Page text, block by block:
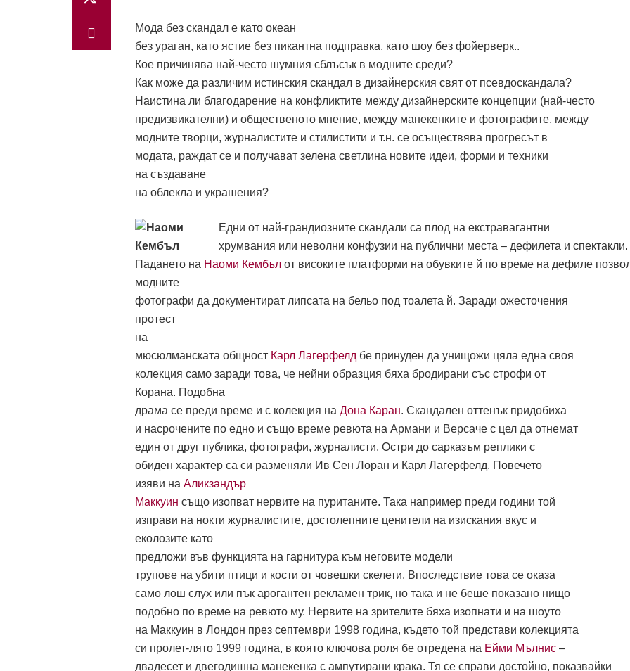
Мода без скандал е като океан
без ураган, като ястие без пикантна подправка, като шоу без фойерверк..
Кое причинява най-често шумния сблъсък в модните среди?
Как може да различим истинския скандал в дизайнерския свят от псевдоскандала?
Наистина ли благодарение на конфликтите между дизайнерските концепции (най-често
предизвикателни) и общественото мнение, между манекенките и фотографите, между
модните творци, журналистите и стилистити и т.н. се осъществява прогресът в
модата, раждат се и получават зелена светлина новите идеи, форми и техники
на създаване
на облекла и украшения?
Едни от най-грандиозните скандали са плод на екстравагантни
хрумвания или неволни конфузии на публични места – дефилета и спектакли.
Падането на Наоми Кембъл от високите платформи на обувките й по време на дефиле
модните
фотографи да документират липсата на бельо под тоалета й. Заради ожесточения
протест
на
мюсюлманската общност Карл Лагерфелд бе принуден да унищожи цяла една своя
колекция само заради това, че нейни образция бяха бродирани със строфи от
Корана. Подобна
драма се преди време и с колекция на Дона Каран. Скандален оттенък придобиха
и насрочените по едно и също време ревюта на Армани и Версаче с цел да отнемат
един от друг публика, фотографи, журналисти. Остри до сарказъм реплики с
обиден характер са си разменяли Ив Сен Лоран и Карл Лагерфелд. Повечето
изяви на Аликзандър
Маккуин също изопват нервите на пуританите. Така например преди години той
изправи на нокти журналистите, достолепните ценители на изискания вкус и
еколозите като
предложи във функцията на гарнитура към неговите модели
трупове на убити птици и кости от човешки скелети. Впоследствие това се оказа
само лош слух или пък арогантен рекламен трик, но така и не беше показано нищо
подобно по време на ревюто му. Нервите на зрителите бяха изопнати и на шоуто
на Маккуин в Лондон през септември 1998 година, където той представи колекцията
си пролет-лято 1999 година, в която ключова роля бе отредена на Ейми Мълнис –
двадесет и двегодишна манекенка с ампутирани крака. Тя се справи достойно, показвайки